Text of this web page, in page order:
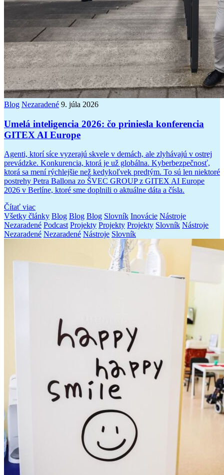
Blog Nezaradené 9. júla 2026
Umelá inteligencia 2026: čo priniesla konferencia
GITEX AI Europe
Agenti, ktorí síce vyzerajú skvele v demách, ale zlyhávajú v ostrej
prevádzke. Konkurencia, ktorá je už globálna. Kyberbezpečnosť,
ktorá sa mení rýchlejšie než kedykoľvek predtým. To sú len niektoré
postrehy Petra Ballona zo ŠVEC GROUP z GITEX AI Europe
2026 v Berlíne, ktoré sme doplnili o aktuálne dáta a čísla.
Čítať viac
Všetky články Blog Blog Blog Slovník Inovácie Nástroje
Nezaradené Podcast Projekty Projekty Projekty Slovník Nástroje
Nezaradené Nezaradené Nástroje Slovník